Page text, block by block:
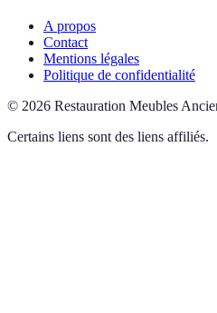
A propos
Contact
Mentions légales
Politique de confidentialité
© 2026 Restauration Meubles
Certains liens sont des liens affiliés.